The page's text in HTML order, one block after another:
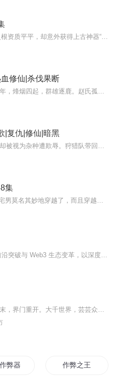
修仙|杀伐果断
|复仇|修仙|暗黑
集
弊器 作弊之王